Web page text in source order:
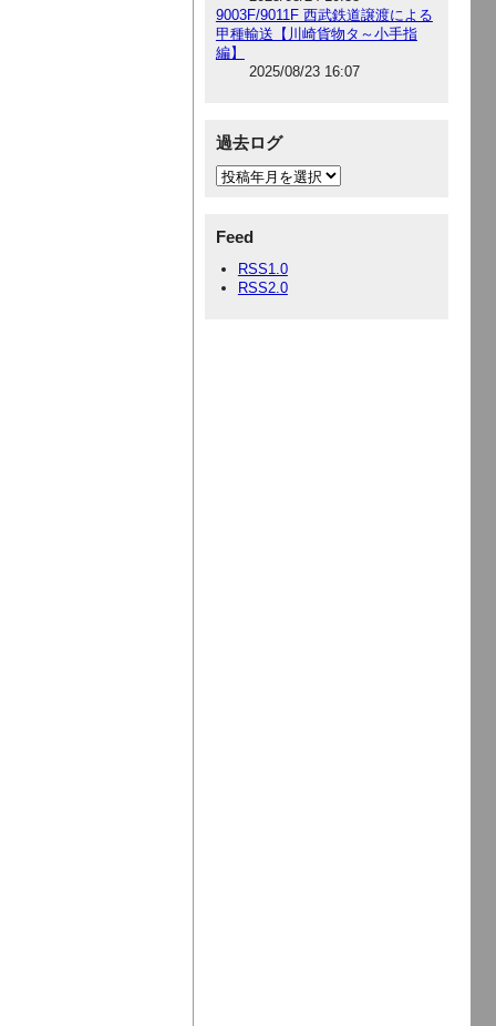
9003F/9011F 西武鉄道譲渡による
甲種輸送【川崎貨物タ～小手指
編】
2025/08/23 16:07
過去ログ
Feed
RSS1.0
RSS2.0